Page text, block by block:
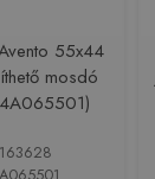
55x44
mosdó